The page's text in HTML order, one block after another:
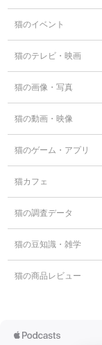
猫のイベント
猫のテレビ・映画
猫の画像・写真
猫の動画・映像
猫のゲーム・アプリ
猫カフェ
猫の調査データ
猫の豆知識・雑学
猫の商品レビュー